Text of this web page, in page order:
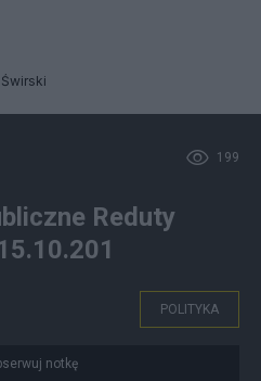
199
Reduty
POLITYKA
notkę